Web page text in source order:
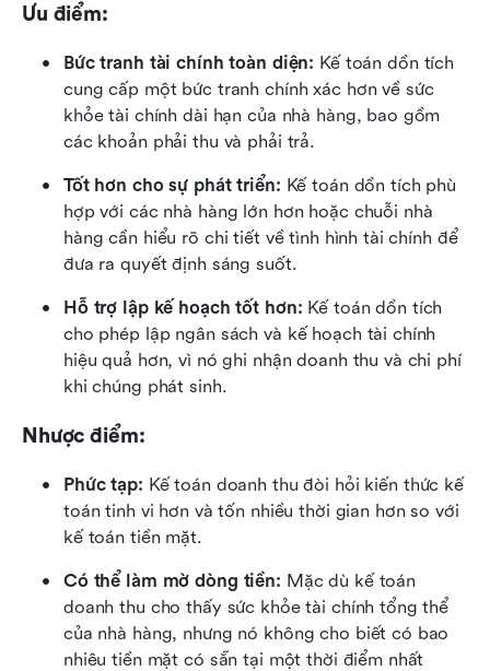
Ưu điểm:
Bức tranh tài chính toàn diện: Kế toán dồn tích
cung cấp một bức tranh chính xác hơn về sức
khỏe tài chính dài hạn của nhà hàng, bao gồm
các khoản phải thu và phải trả.
Tốt hơn cho sự phát triển: Kế toán dồn tích phù
hợp với các nhà hàng lớn hơn hoặc chuỗi nhà
hàng cần hiểu rõ chi tiết về tình hình tài chính để
đưa ra quyết định sáng suốt.
Hỗ trợ lập kế hoạch tốt hơn: Kế toán dồn tích
cho phép lập ngân sách và kế hoạch tài chính
hiệu quả hơn, vì nó ghi nhận doanh thu và chi phí
khi chúng phát sinh.
Nhược điểm:
Phức tạp: Kế toán doanh thu đòi hỏi kiến thức kế
toán tinh vi hơn và tốn nhiều thời gian hơn so với
kế toán tiền mặt.
Có thể làm mờ dòng tiền: Mặc dù kế toán
doanh thu cho thấy sức khỏe tài chính tổng thể
của nhà hàng, nhưng nó không cho biết có bao
nhiêu tiền mặt có sẵn tại một thời điểm nhất